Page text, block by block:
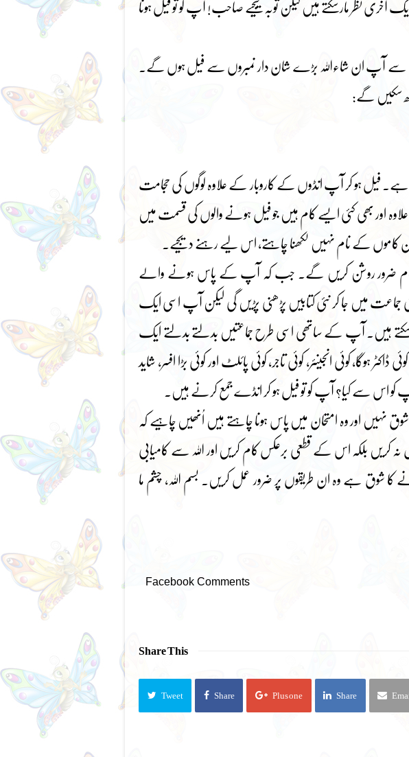
آخری نظر مارسکتے ہیں لیکن توبہ کیجیے صاحب! آپ کو تو فیل ہونا
سے آپ ان شاءاللہ بڑے شان دار نمبروں سے فیل ہوں گے۔
سکیں گے:
بخش ہے۔ فیل ہو کر آپ انڈوں کے کاروبار کے علاوہ لوگوں کی حجامت
اور بھی کئی ایسے کام ہیں جو فیل ہونے والوں کی قسمت میں
ان کاموں کے نام نہیں لکھنا چاہتے، اس لیے رہنے دیجیے۔
نام ضرور روشن کریں گے۔ جب کہ آپ کے پاس ہونے والے
جماعت میں جا کر نئی کتابیں پڑھنی پڑیں گی لیکن آپ اسی ایک
ہیں۔ آپ کے ساتھی اسی طرح جماعتیں بدلتے بدلتے ایک
ہوگا، کوئی انجینئر، کوئی تاجر، کوئی پائلٹ اور کوئی بڑا افسر، شاید
کو اس سے کیا؟ آپ کو تو فیل ہو کر انڈے جمع کرنے ہیں۔
نہیں اور وہ امتحان میں پاس ہونا چاہتے ہیں اُنھیں چاہیے کہ
کریں بلکہ اس کے قطعی برعکس کام کریں اور اللہ سے کامیابی
کا شوق ہے وہ ان طریقوں پر ضرور عمل کریں۔ بسم اللہ، چشم ما
Facebook Comments
Share This
Tweet Share Plus one Share